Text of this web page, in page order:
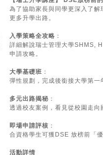
為了協助家長與同學更深入了
更多升學出路。
入學策略全攻略 ：
詳細解說瑞士管理大學SHMS,
申請攻略。
大學基礎班 ：
彈性規劃，完成後銜接大學第一
多元出路揭秘：
透過校友案例，看見從校園走向
即場申請評核 ：
合資格學生可獲DSE 放榜前「
活動詳情